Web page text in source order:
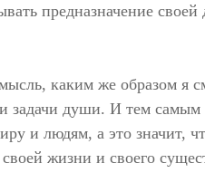
предназначение
каким же образом я
задачи души. И тем самым
и людям, а это значит,
жизни и своего